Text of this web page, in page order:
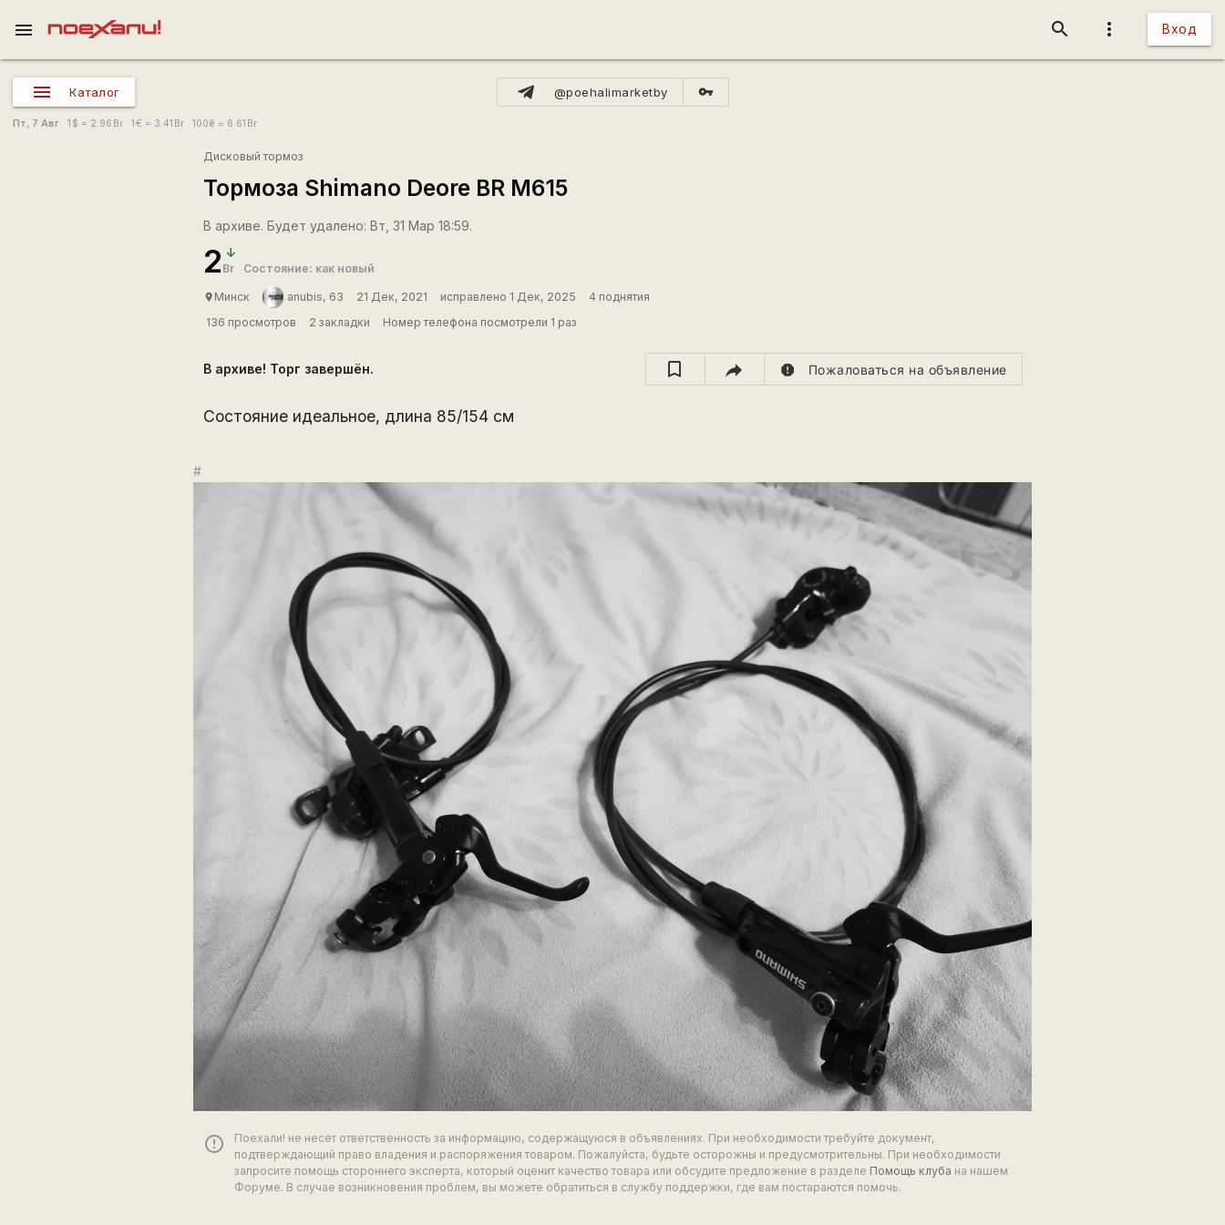
more_vert Вход
search
menu
Каталог @poehalimarketby vpn_key
Пт, 7 Авг 1 $ = 2.96 Br 1€ = 3.41 Br 100₴ = 6.61 Br
Дисковый тормоз
Тормоза Shimano Deore BR M615
В архиве. Будет удалено: Вт, 31 Мар 18:59.
2 Br Состояние: как новый
place Минск anubis, 63 21 Дек, 2021 исправлено 1 Дек, 2025
4 поднятия
136 просмотров
2 закладки Номер телефона посмотрели 1 раз
В архиве! Торг завершён. report Пожаловаться на объявление
Состояние идеальное, длина 85/154 см
#
error_outline
Поехали! не несёт ответственность за информацию, содержащуюся в объявлениях. При необходимости требуйте документ,
подтверждающий право владения и распоряжения товаром. Пожалуйста, будьте осторожны и предусмотрительны. При необходимости
запросите помощь стороннего эксперта, который оценит качество товара или обсудите предложение в разделе Помощь клуба на нашем
Форуме. В случае возникновения проблем, вы можете обратиться в службу поддержки, где вам постараются помочь.